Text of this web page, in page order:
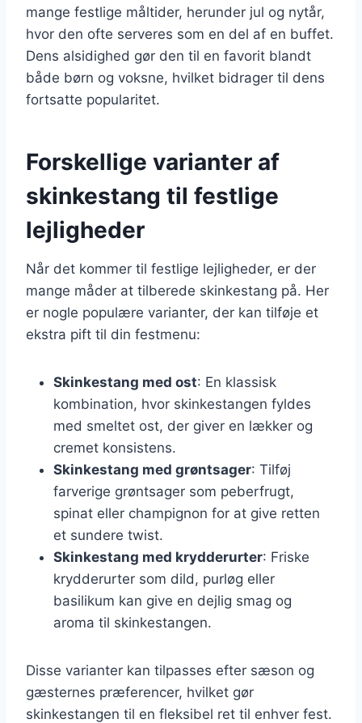
mange festlige måltider, herunder jul og nytår,
hvor den ofte serveres som en del af en buffet.
Dens alsidighed gør den til en favorit blandt
både børn og voksne, hvilket bidrager til dens
fortsatte popularitet.
Forskellige varianter af
skinkestang til festlige
lejligheder
Når det kommer til festlige lejligheder, er der
mange måder at tilberede skinkestang på. Her
er nogle populære varianter, der kan tilføje et
ekstra pift til din festmenu:
Skinkestang med ost: En klassisk
kombination, hvor skinkestangen fyldes
med smeltet ost, der giver en lækker og
cremet konsistens.
Skinkestang med grøntsager: Tilføj
farverige grøntsager som peberfrugt,
spinat eller champignon for at give retten
et sundere twist.
Skinkestang med krydderurter: Friske
krydderurter som dild, purløg eller
basilikum kan give en dejlig smag og
aroma til skinkestangen.
Disse varianter kan tilpasses efter sæson og
gæsternes præferencer, hvilket gør
skinkestangen til en fleksibel ret til enhver fest.